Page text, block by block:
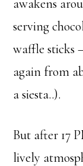
awakens
serving
waffle sticks
again from
a siesta..).
But after 17
lively